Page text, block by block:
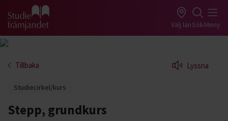
Gå till studiefrämjandets startsida Välj länSökMeny
Tillbaka Lyssna
Studiecirkel/kurs
Stepp, grundkurs